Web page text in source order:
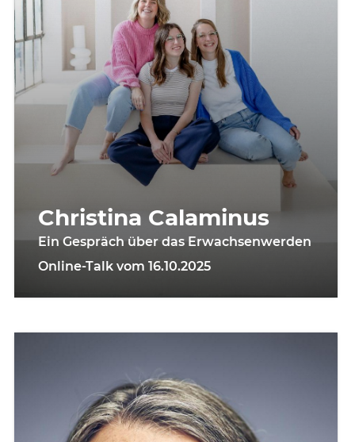
Christina Calaminus
Ein Gespräch über das Erwachsenwerden
Online-Talk vom 16.10.2025